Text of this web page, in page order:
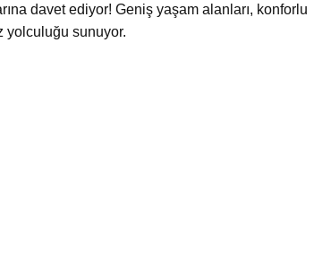
davet ediyor! Geniş yaşam alanları, konforlu
yolculuğu sunuyor.